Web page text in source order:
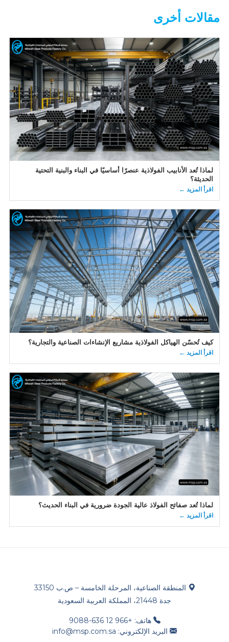
مقالات أخرى
لماذا تُعد الأنابيب الفولاذية عنصرًا أساسيًا في البناء والبنية التحتية
الحديثة؟
اقرأ المزيد ←
كيف تُحسّن الهياكل الفولاذية مشاريع الإنشاءات الصناعية والتجارية؟
اقرأ المزيد ←
لماذا تُعد صفائح الفولاذ عالية الجودة ضرورية في البناء الحديث؟
اقرأ المزيد ←
المنطقة الصناعية، المرحلة الخامسة – ص.ب 33150
جدة 21448، المملكة العربية السعودية
هاتف: +966 12 636-9088
البريد الإلكتروني: info@msp.com.sa